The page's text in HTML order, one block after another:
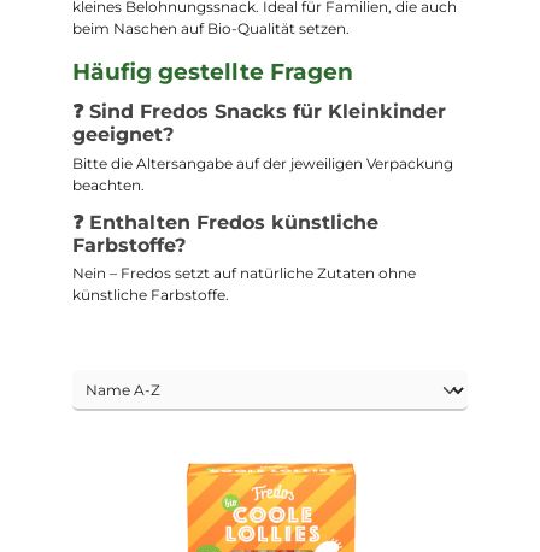
kleines Belohnungssnack. Ideal für Familien, die auch
beim Naschen auf Bio-Qualität setzen.
Häufig gestellte Fragen
❓ Sind Fredos Snacks für Kleinkinder
geeignet?
Bitte die Altersangabe auf der jeweiligen Verpackung
beachten.
❓ Enthalten Fredos künstliche
Farbstoffe?
Nein – Fredos setzt auf natürliche Zutaten ohne
künstliche Farbstoffe.